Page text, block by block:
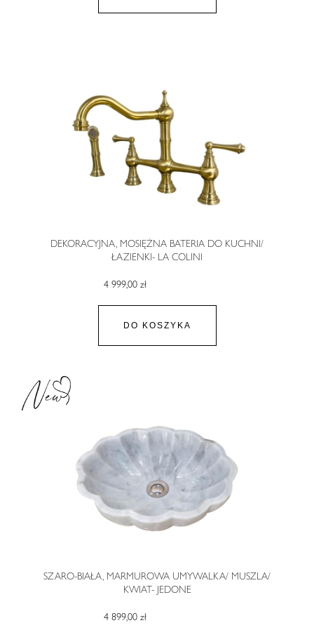
DEKORACYJNA, MOSIĘŻNA BATERIA DO KUCHNI/
ŁAZIENKI- LA COLINI
4 999,00 zł
DO KOSZYKA
SZARO-BIAŁA, MARMUROWA UMYWALKA/ MUSZLA/
KWIAT- JEDONE
4 899,00 zł